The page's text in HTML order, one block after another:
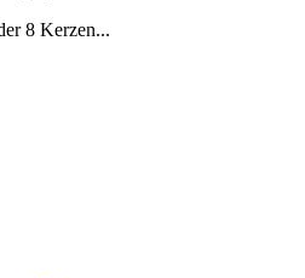
8 Kerzen...